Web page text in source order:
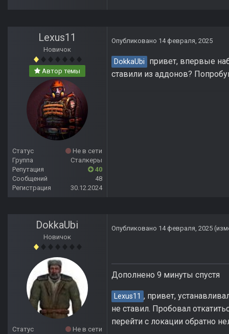
Lexus11
Новичок
Автор темы
Статус
Не в сети
Группа
Сталкеры
Репутация
40
Сообщений
48
Регистрация
30.12.2024
Опубликовано 14 февраля, 2025
DokkaUbi
привет, впервые
ставили из аддонов?
DokkaUbi
Новичок
Статус
Не в сети
Опубликовано 14 февраля, 2025
Дополнено 9 минуты спустя
Lexus11 , привет,
не ставил. Пробовал
перейти с локации обратно